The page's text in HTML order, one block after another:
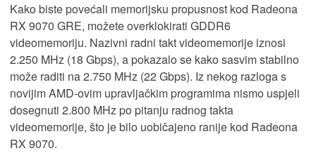
Kako biste povećali memorijsku propusnost kod Radeona
RX 9070 GRE, možete overklokirati GDDR6
videomemoriju. Nazivni radni takt videomemorije iznosi
2.250 MHz (18 Gbps), a pokazalo se kako sasvim stabilno
može raditi na 2.750 MHz (22 Gbps). Iz nekog razloga s
novijim AMD-ovim upravljačkim programima nismo uspjeli
dosegnuti 2.800 MHz po pitanju radnog takta
videomemorije, što je bilo uobičajeno ranije kod Radeona
RX 9070.